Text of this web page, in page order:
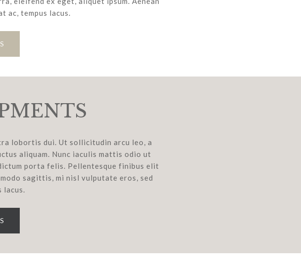
ac, tempus lacus.
lobortis dui. Ut sollicitudin arcu leo, a
aliquam. Nunc iaculis mattis odio ut
porta felis. Pellentesque finibus elit
sagittis, mi nisl vulputate eros, sed
lacus.